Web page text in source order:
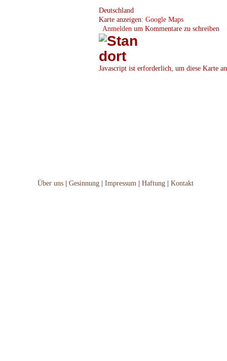
Deutschland
Karte anzeigen: Google Maps
Anmelden um Kommentare zu schreiben
Javascript ist erforderlich, um diese Karte
Über uns Gesinnung Impressum Haftung Kontakt